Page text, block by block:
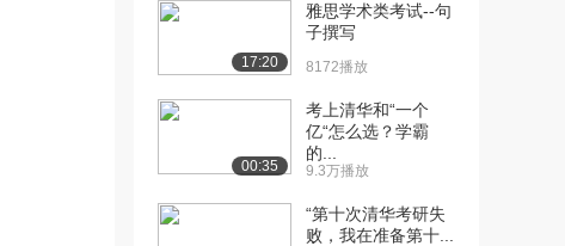
[11] 上海外国语大学公开
19:27
[12] 上海外国语大学公开
08:16
[13] 上海外国语大学公开
05:36
17:20
雅思学术类考试--句
子撰写
8172播放
00:35
考上清华和“一个
亿“怎么选？学霸
的...
9.3万播放
“第十次清华考研失
败，我在准备第十...